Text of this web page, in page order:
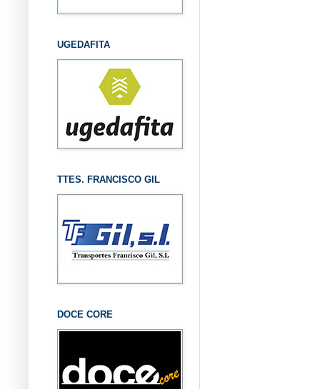
UGEDAFITA
TTES. FRANCISCO GIL
DOCE CORE